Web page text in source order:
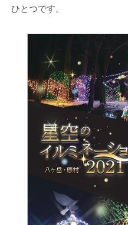
ひとつです。